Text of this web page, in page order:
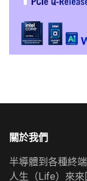
關於我們
半導體到各種終
人生（Life）來來